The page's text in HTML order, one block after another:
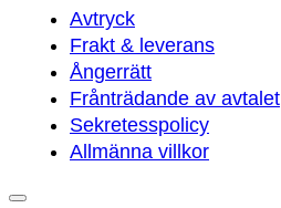
Avtryck
Frakt & leverans
Ångerrätt
Frånträdande av avtalet
Sekretesspolicy
Allmänna villkor